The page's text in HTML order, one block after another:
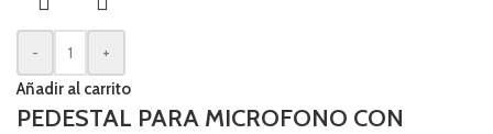
-
+
Añadir al carrito
PEDESTAL PARA MICROFONO CON